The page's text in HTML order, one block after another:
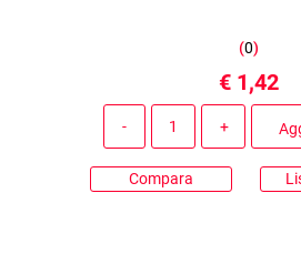
(0)
€ 1,42
Compara